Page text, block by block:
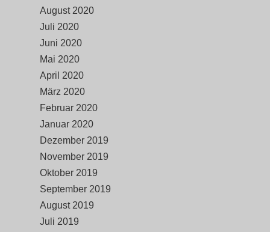
August 2020
Juli 2020
Juni 2020
Mai 2020
April 2020
März 2020
Februar 2020
Januar 2020
Dezember 2019
November 2019
Oktober 2019
September 2019
August 2019
Juli 2019